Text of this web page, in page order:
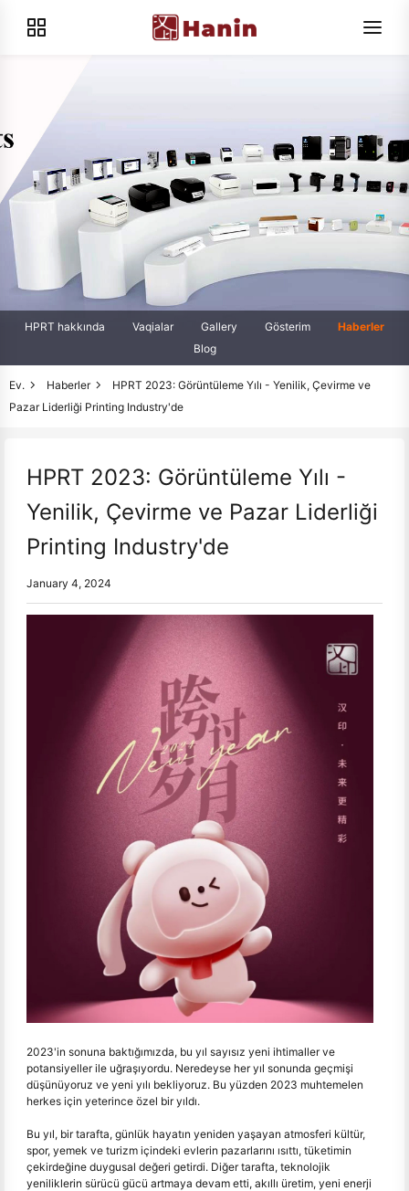
HPRT hakkında Vaqialar Gallery Gösterim
Haberler
Blog
Ev. Haberler
HPRT 2023: Görüntüleme Yılı - Yenilik, Çevirme ve
Pazar Liderliği Printing Industry'de
HPRT 2023: Görüntüleme Yılı -
Yenilik, Çevirme ve Pazar Liderliği
Printing Industry'de
January 4, 2024
2023'in sonuna baktığımızda, bu yıl sayısız yeni ihtimaller ve
potansiyeller ile uğraşıyordu. Neredeyse her yıl sonunda geçmişi
düşünüyoruz ve yeni yılı bekliyoruz. Bu yüzden 2023 muhtemelen
herkes için yeterince özel bir yıldı.
Bu yıl, bir tarafta, günlük hayatın yeniden yaşayan atmosferi kültür,
spor, yemek ve turizm içindeki evlerin pazarlarını ısıttı, tüketimin
çekirdeğine duygusal değeri getirdi. Diğer tarafta, teknolojik
yeniliklerin sürücü gücü artmaya devam etti, akıllı üretim, yeni enerji